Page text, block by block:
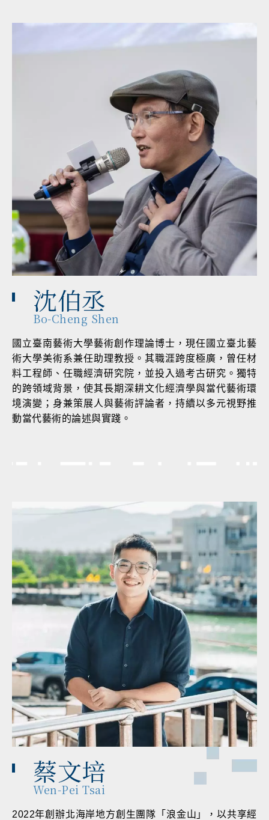
沈伯丞
Bo-Cheng Shen
國立臺南藝術大學藝術創作理論博士，現任國立臺北藝
術大學美術系兼任助理教授。其職涯跨度極廣，曾任材
料工程師、任職經濟研究院，並投入過考古研究。獨特
的跨領域背景，使其長期深耕文化經濟學與當代藝術環
境演變；身兼策展人與藝術評論者，持續以多元視野推
動當代藝術的論述與實踐。
蔡文培
Wen-Pei Tsai
2022年創辦北海岸地方創生團隊「浪金山」，以共享經